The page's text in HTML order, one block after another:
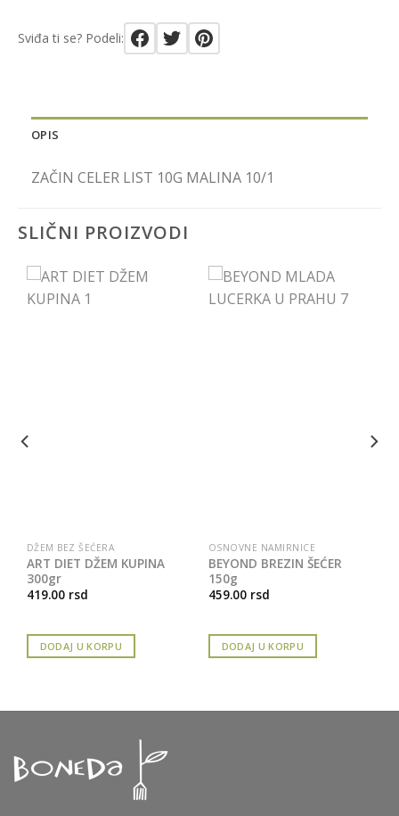
Sviđa ti se? Podeli:
OPIS
ZAČIN CELER LIST 10G MALINA 10/1
SLIČNI PROIZVODI
DŽEM BEZ ŠEĆERA
ART DIET DŽEM KUPINA
300gr
419.00 rsd
DODAJ U KORPU
OSNOVNE NAMIRNICE
BEYOND BREZIN ŠEĆER
150g
459.00 rsd
DODAJ U KORPU